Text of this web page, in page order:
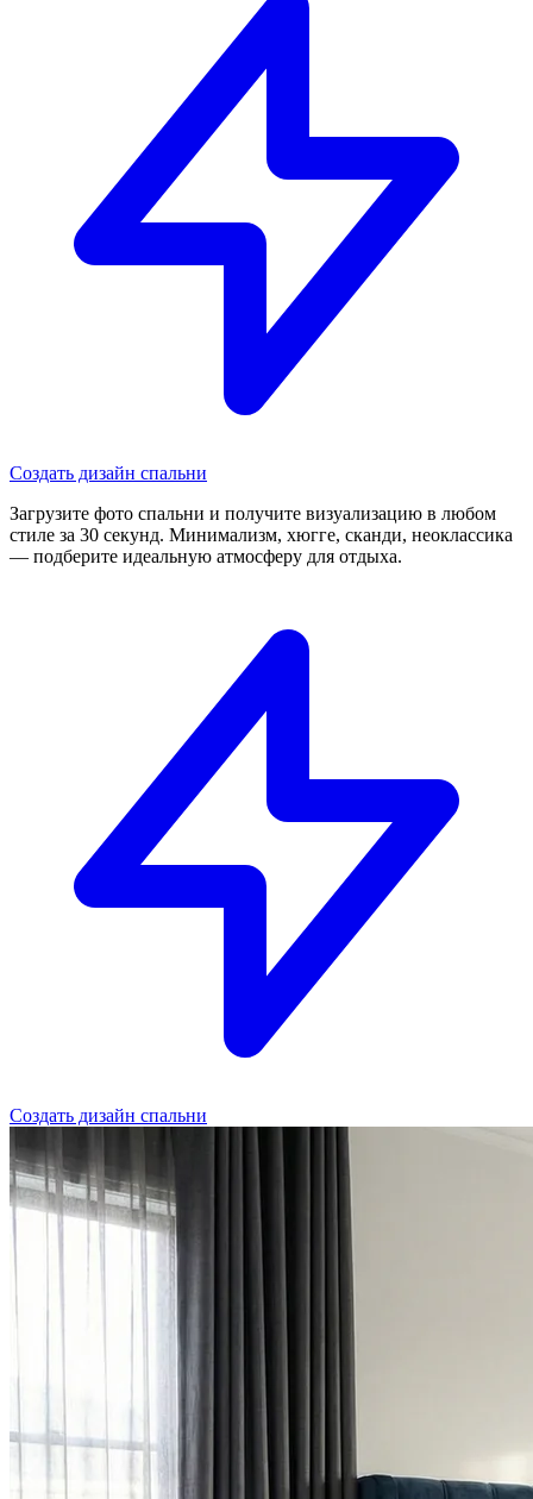
Создать дизайн спальни
Загрузите фото спальни и получите визуализацию в любом
стиле за 30 секунд. Минимализм, хюгге, сканди, неоклассика
— подберите идеальную атмосферу для отдыха.
Создать дизайн спальни